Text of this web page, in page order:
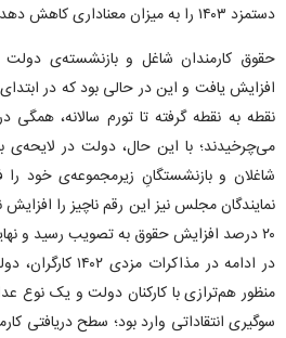
دستمزد ۱۴۰۳ را به میزان معناداری کاهش دهد.
افزایش یافت و این در حالی بود که در
۲۰ درصد افزایش حقوق به تصویب رسید و نهایی شد.
منظور هم‌ترازی با کارکنان دولت و یک نوع
سوگیری انتقاداتی وارد بود؛ سطح دریافتی